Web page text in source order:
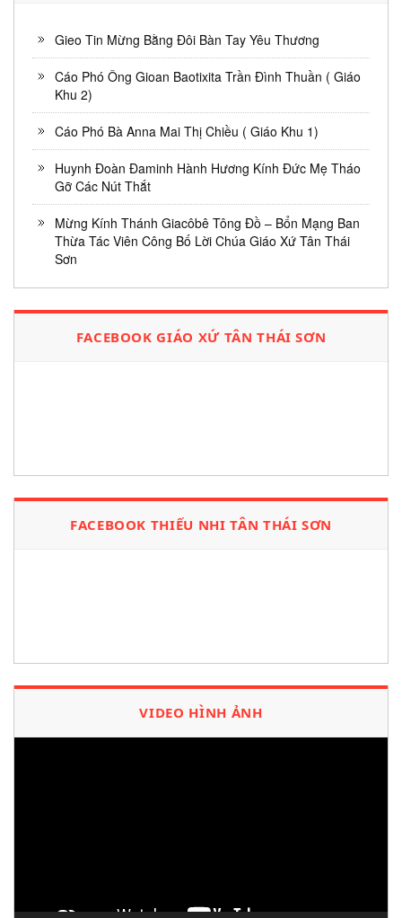
Gieo Tin Mừng Bằng Đôi Bàn Tay Yêu Thương
Cáo Phó Ông Gioan Baotixita Trần Đình Thuần ( Giáo
Khu 2)
Cáo Phó Bà Anna Mai Thị Chiều ( Giáo Khu 1)
Huynh Đoàn Đaminh Hành Hương Kính Đức Mẹ Tháo
Gỡ Các Nút Thắt
Mừng Kính Thánh Giacôbê Tông Đồ – Bổn Mạng Ban
Thừa Tác Viên Công Bố Lời Chúa Giáo Xứ Tân Thái
Sơn
FACEBOOK GIÁO XỨ TÂN THÁI SƠN
FACEBOOK THIẾU NHI TÂN THÁI SƠN
VIDEO HÌNH ẢNH